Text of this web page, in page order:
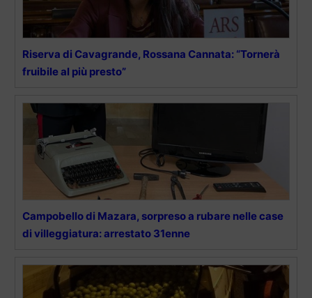
Riserva di Cavagrande, Rossana Cannata: “Tornerà
fruibile al più presto”
Campobello di Mazara, sorpreso a rubare nelle case
di villeggiatura: arrestato 31enne